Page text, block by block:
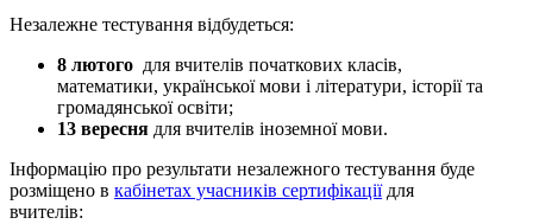
Незалежне тестування відбудеться:
8 лютого для вчителів початкових класів,
математики, української мови і літератури, історії та
громадянської освіти;
13 вересня для вчителів іноземної мови.
Інформацію про результати незалежного тестування буде
розміщено в кабінетах учасників сертифікаціїдля
вчителів: